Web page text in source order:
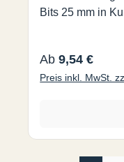
Bits 25 mm in
Regulärer Preis:
Ab 9,54 €
Preis inkl. MwSt.